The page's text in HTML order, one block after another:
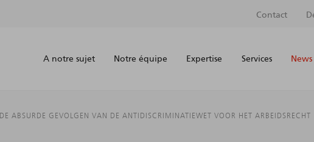
Contact
A notre sujet Notre équipe Expertise Services
DE ABSURDE GEVOLGEN VAN DE ANTIDISCRIMINATIEWET VOOR HET ARBEIDSRECHT